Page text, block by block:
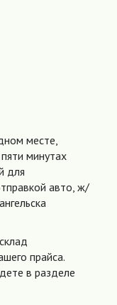
месте,
минутах
для
авто, ж/
прайса.
в разделе